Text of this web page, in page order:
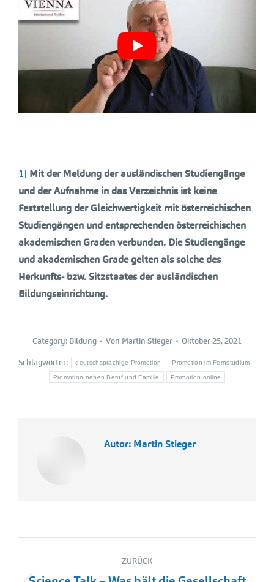
1] Mit der Meldung der ausländischen Studiengänge
und der Aufnahme in das Verzeichnis ist keine
Feststellung der Gleichwertigkeit mit österreichischen
Studiengängen und entsprechenden österreichischen
akademischen Graden verbunden. Die Studiengänge
und akademischen Grade gelten als solche des
Herkunfts- bzw. Sitzstaates der ausländischen
Bildungseinrichtung.
Category: Bildung Von Martin Stieger Oktober 25, 2021
Schlagwörter: deutschsprachige Promotion Promotion im Fernstudium
Promotion neben Beruf und Familie Promotion online
Autor: Martin Stieger
Kommentarnavigation
ZURÜCK